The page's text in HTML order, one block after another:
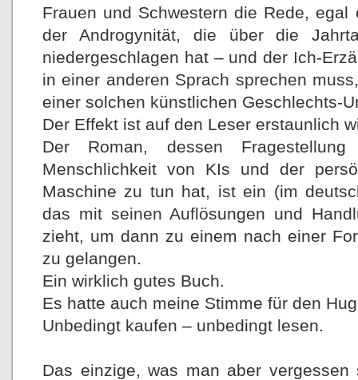
Frauen und Schwestern die Rede,
der Androgynität, die über die
niedergeschlagen hat – und der Ich-
in einer anderen Sprach sprechen
einer solchen künstlichen Geschlechts-
Der Effekt ist auf den Leser erstaunlich
Der Roman, dessen
Menschlichkeit von KIs und der
Maschine zu tun hat, ist ein (im
das mit seinen Auflösungen und
zieht, um dann zu einem nach einer
zu gelangen.
Ein wirklich gutes Buch.
Es hatte auch meine Stimme für den
Unbedingt kaufen – unbedingt lesen.
Das einzige, was man aber